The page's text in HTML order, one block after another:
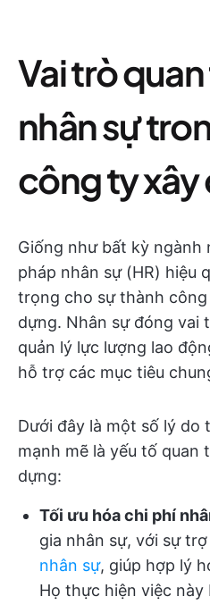
Vai trò
nhân sự
công ty
Giống như bất kỳ ngành
pháp nhân sự (HR) hiệu
trọng cho sự thành
dựng. Nhân sự đóng vai
quản lý lực lượng lao
hỗ trợ các mục tiêu
Dưới đây là một số lý do
mạnh mẽ là yếu tố
dựng:
Tối ưu hóa chi phí
gia nhân sự, với sự
nhân sự, giúp hợp lý
Họ thực hiện việc này